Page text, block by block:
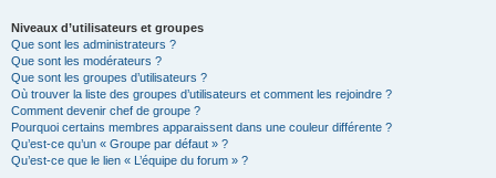
Niveaux d’utilisateurs et groupes
Que sont les administrateurs ?
Que sont les modérateurs ?
Que sont les groupes d’utilisateurs ?
Où trouver la liste des groupes d’utilisateurs et comment les rejoindre ?
Comment devenir chef de groupe ?
Pourquoi certains membres apparaissent dans une couleur différente ?
Qu’est-ce qu’un « Groupe par défaut » ?
Qu’est-ce que le lien « L’équipe du forum » ?